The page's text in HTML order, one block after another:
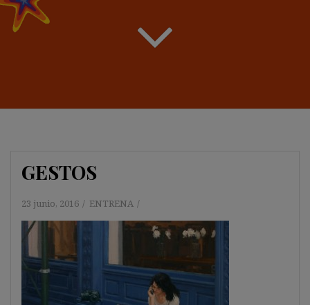
GESTOS
23 junio, 2016 ENTRENA